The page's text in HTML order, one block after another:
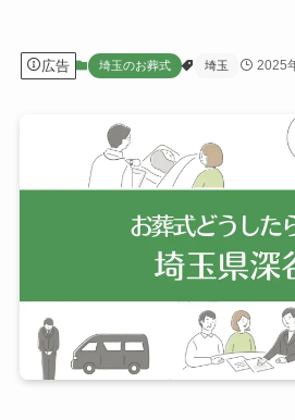
広告 埼玉のお葬式 埼玉 2025